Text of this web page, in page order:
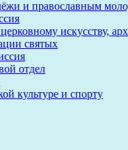
и православным
искусству,
святых
отдел
культуре и спорту